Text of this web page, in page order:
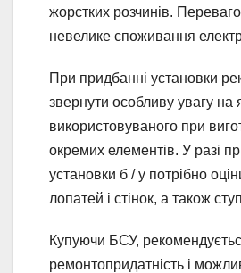
жорстких розчинів.
невелике споживання
При придбанні установки
звернути особливу увагу на
використовуваного при
окремих елементів. У разі
установки б / у потрібно
лопатей і стінок, а також
Купуючи БСУ,
ремонтопридатність і